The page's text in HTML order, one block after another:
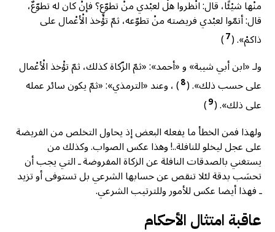
منْها شيْئًا، قال: انْظروا هلْ لعبْدي منْ تطوّعٍ؟ فإنْ كان له تطوّعٌ،
قال: أتمّوا لعبْدي فريضته منْ تطوّعه، ثمّ تؤْخذ الْأعْمال على
ذاكمْ». (7
)
ولـ «ابن أبي شيبة» و «أحمد»: «ثمّ الزّكاة كذلك، ثمّ تؤْخذ الْأعْمال
على حسب ذلك». (8) ، وعند «الترمذي»: «ثمّ يكون سائر عمله
على ذلك». (9
)
ولهذا فمن الخطأ ما يفعله البعض إذ يحاول التخلص من الفريضة
على عجل ليخلو للنافلة..! وهذا عكس الصواب. وكذلك من
يستغني بالصدقات النافلة عن الزكاة المفروضة ـ التي يجب أن
تحسَب بدقة لئلا تنقص عن حسابها الشرعي بل تستوفى أو تزيد
ـ فهذا أيضا عكس للأمور وللترتيب الشرعي.
عاقبة امتثال الأحكام